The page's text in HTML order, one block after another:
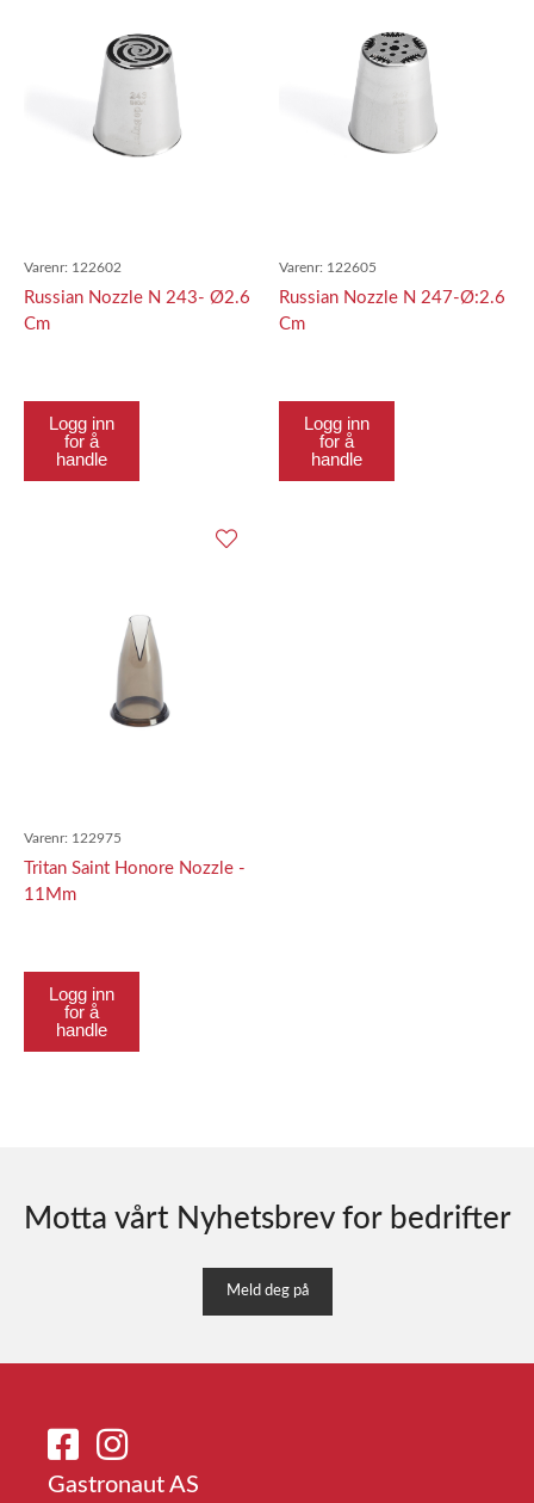
Varenr: 122602
Russian Nozzle N 243- Ø2.6
Cm
Logg inn
for å
handle
Varenr: 122605
Russian Nozzle N 247-Ø:2.6
Cm
Logg inn
for å
handle
Varenr: 122975
Tritan Saint Honore Nozzle -
11Mm
Logg inn
for å
handle
Motta vårt Nyhetsbrev for bedrifter
Meld deg på
Gastronaut AS